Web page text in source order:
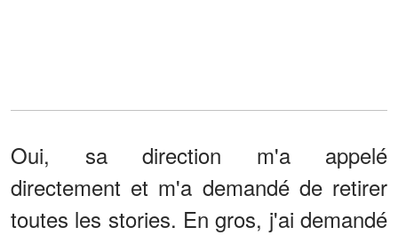
Oui, sa direction m'a appelé
directement et m'a demandé de retirer
toutes les stories. En gros, j'ai demandé